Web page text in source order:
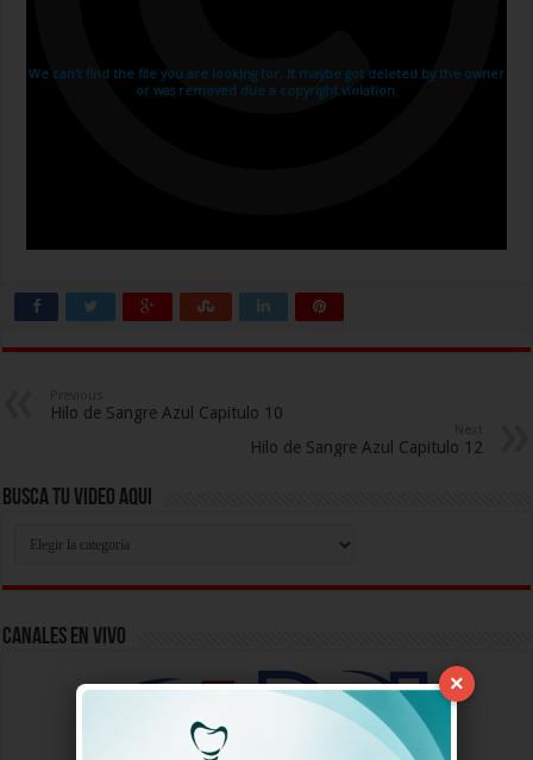
Hilo de Sangre Azul Capitulo 10
Hilo de Sangre Azul Capitulo 12
Busca Tu Video Aqui
Aqui
Canales En Vivo
×